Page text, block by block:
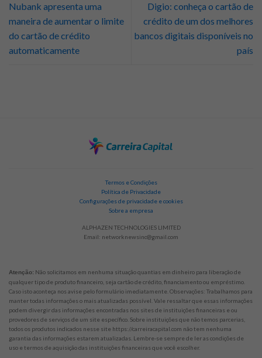
Nubank apresenta uma
maneira de aumentar o limite
do cartão de crédito
automaticamente
Digio: conheça o cartão de
crédito de um dos melhores
bancos digitais disponíveis no
país
Termos e Condições
Política de Privacidade
Configurações de privacidade e cookies
Sobre a empresa
ALPHAZEN TECHNOLOGIES LIMITED
Email: networknewsinc@gmail.com
Atenção: Não solicitamos em nenhuma situação quantias em dinheiro para liberação de
qualquer tipo de produto financeiro, seja cartão de crédito, financiamento ou empréstimo.
Caso isto aconteça nos avise pelo formulário imediatamente. Observações: Trabalhamos para
manter todas informações o mais atualizadas possível. Vale ressaltar que essas informações
podem divergir das informações encontradas nos sites de instituições financeiras e ou
provedores de serviços de um site específico. Sobre instituições que não temos parcerias,
todos os produtos indicados nesse site https://carreiracapital.com não tem nenhuma
garantia das informações estarem atualizadas. Lembre-se sempre de ler as condições de
uso e termos de aquisição das instituições financeiras que você escolher.